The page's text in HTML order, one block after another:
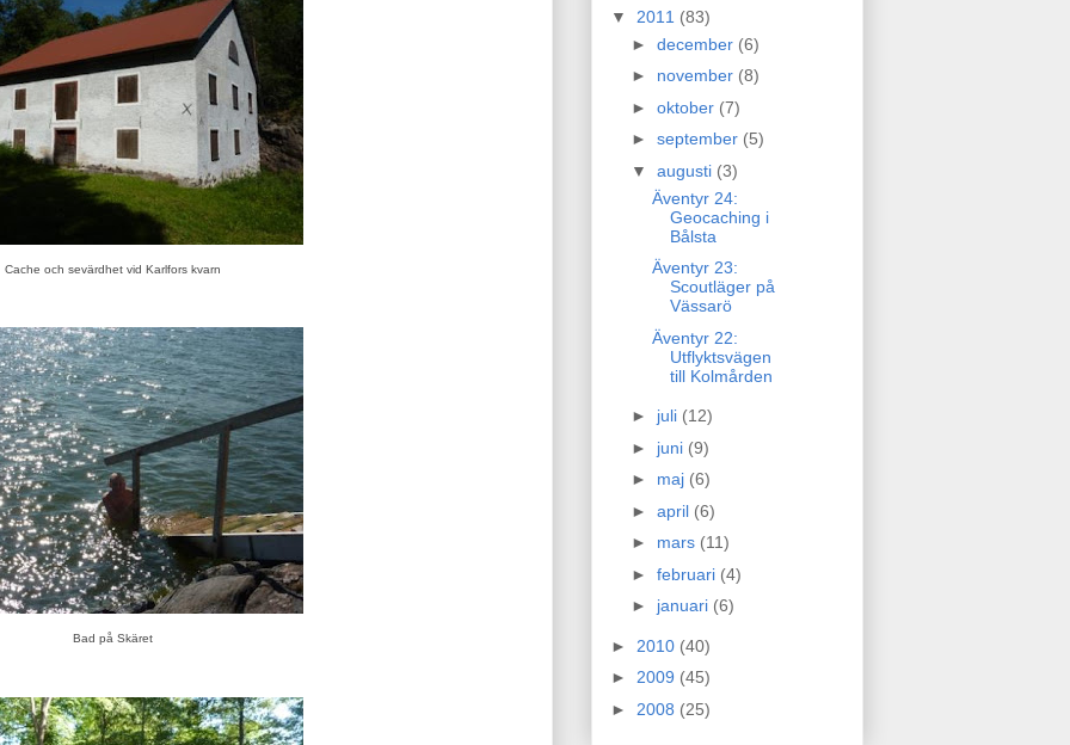
Cache och sevärdhet vid Karlfors kvarn
Bad på Skäret
▼ 2011 (83)
► december (6)
► november (8)
► oktober (7)
► september (5)
▼ augusti (3)
Äventyr 24:
Geocaching i
Bålsta
Äventyr 23:
Scoutläger på
Vässarö
Äventyr 22:
Utflyktsvägen
till Kolmården
► juli (12)
► juni (9)
► maj (6)
► april (6)
► mars (11)
► februari (4)
► januari (6)
► 2010 (40)
► 2009 (45)
► 2008 (25)